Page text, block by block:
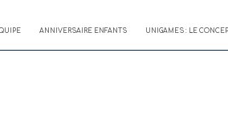
ANNIVERSAIRE ENFANTS UNIGAMES : LE